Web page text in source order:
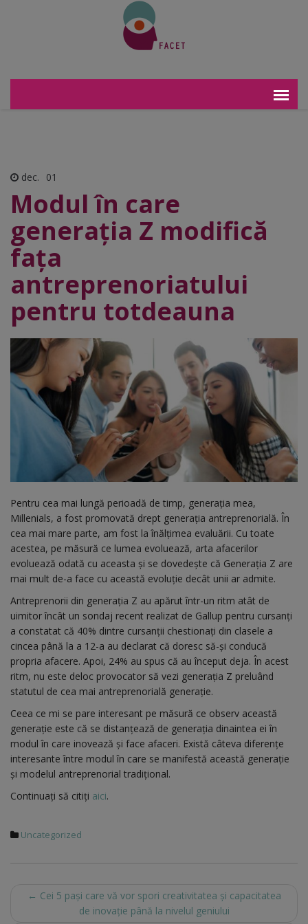
dec. 01
Modul în care
generația Z modifică
fața
antreprenoriatului
pentru totdeauna
Pentru cea mai lungă perioadă de timp, generația mea,
Millenials, a fost promovată drept generația antreprenorială. În
cea mai mare parte, am fost la înălțimea evaluării. Cu toate
acestea, pe măsură ce lumea evoluează, arta afacerilor
evoluează odată cu aceasta și se dovedește că Generația Z are
mai mult de-a face cu această evoluție decât unii ar admite.
Antreprenorii din generația Z au apărut într-un ritm atât de
uimitor încât un sondaj recent realizat de Gallup pentru cursanți
a constatat că 40% dintre cursanții chestionați din clasele a
cincea până la a 12-a au declarat că doresc să-și conducă
propria afacere. Apoi, 24% au spus că au început deja. În acest
ritm, nu este deloc provocator să vezi generația Z preluând
statutul de cea mai antreprenorială generație.
Ceea ce mi se pare interesant pe măsură ce observ această
generație este că se distanțează de generația dinaintea ei în
modul în care inovează și face afaceri. Există câteva diferențe
interesante între modul în care se manifestă această generație
și modelul antreprenorial tradițional.
Continuați să citiți aici.
Uncategorized
Post
← Cei 5 pași care vă vor spori creativitatea și capacitatea
de inovație până la nivelul geniului